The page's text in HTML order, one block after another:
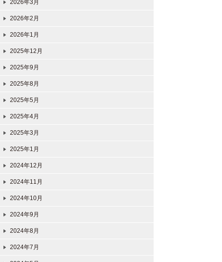
2026年3月
2026年2月
2026年1月
2025年12月
2025年9月
2025年8月
2025年5月
2025年4月
2025年3月
2025年1月
2024年12月
2024年11月
2024年10月
2024年9月
2024年8月
2024年7月